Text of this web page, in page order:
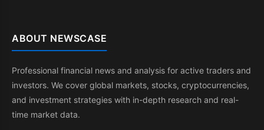
ABOUT NEWSCASE
Professional financial news and analysis for active traders and
investors. We cover global markets, stocks, cryptocurrencies,
and investment strategies with in-depth research and real-
time market data.